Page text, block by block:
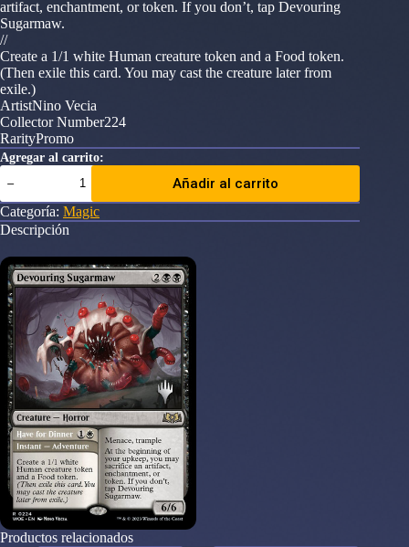
artifact, enchantment, or token. If you don’t, tap Devouring
Sugarmaw.
//
Create a 1/1 white Human creature token and a Food token.
(Then exile this card. You may cast the creature later from
exile.)
ArtistNino Vecia
Collector Number224
RarityPromo
Agregar al carrito:
Devouring
Sugarmaw
//
Have
for
(Promo
Pack)
(Wilds
of
Eldraine)
Promo:
Planeswalker
Stamped
cantidad
Añadir al carrito
Categoría: Magic
Descripción
Productos relacionados